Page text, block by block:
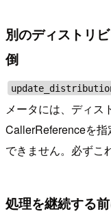
別のディストリ
倒
メータには、ディス
CallerReferenceを
できません。必ずこ
処理を継続する